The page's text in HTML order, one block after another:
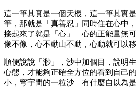
這一筆其實是一個天機，這一筆其實
筆，那就是「真善忍」同時住在心中
接起來了就是「心」，心的正能量無
像不像，心不動山不動，心動就可以移
順便說說「渺」，沙中加個目，說明
心態，才能夠正確全方位的看到自己
小，穹宇間的一粒沙，有什麼自以為